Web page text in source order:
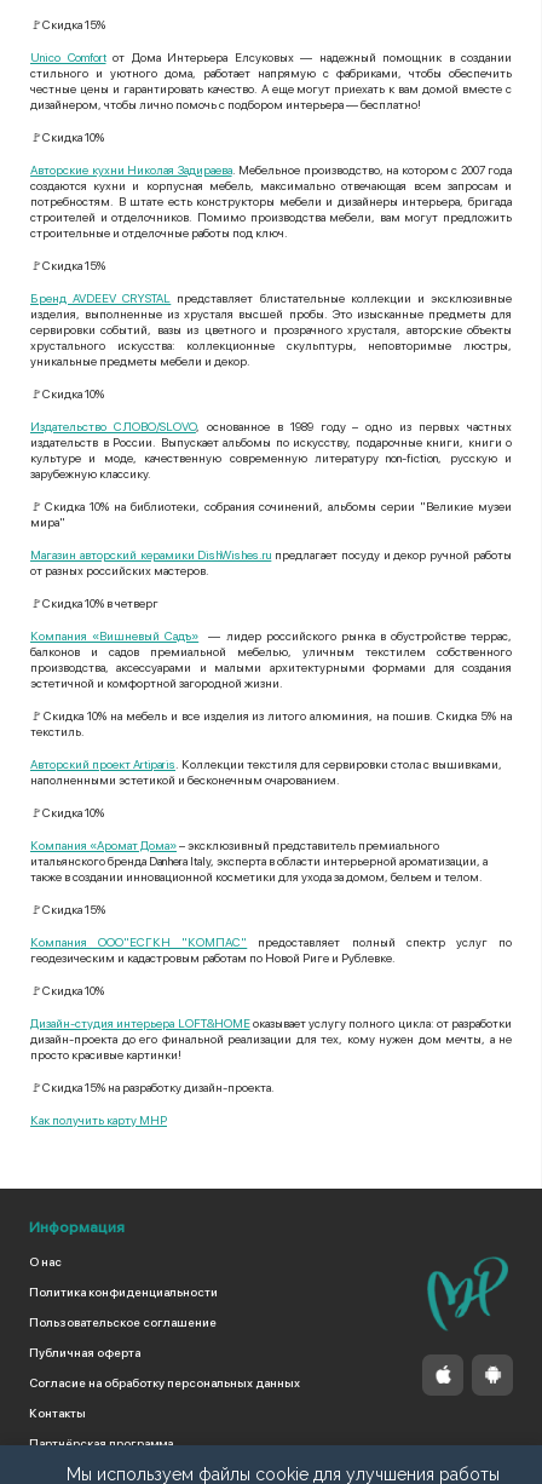
🚩Скидка 15%
Unico Comfortот Дома Интерьера Елсуковых — надежный помощник в создании
стильного и уютного дома, работает напрямую с фабриками, чтобы обеспечить
честные цены и гарантировать качество. А еще могут приехать к вам домой вместе с
дизайнером, чтобы лично помочь с подбором интерьера — бесплатно!
🚩Скидка 10%
Авторские кухни Николая Задираева. Мебельное производство, на котором с 2007 года
создаются кухни и корпусная мебель, максимально отвечающая всем запросам и
потребностям. В штате есть конструкторы мебели и дизайнеры интерьера, бригада
строителей и отделочников. Помимо производства мебели, вам могут предложить
строительные и отделочные работы под ключ.
🚩Скидка 15%
Бренд AVDEEV CRYSTAL
представляет блистательные коллекции и эксклюзивные
изделия, выполненные из хрусталя высшей пробы. Это изысканные предметы для
сервировки событий, вазы из цветного и прозрачного хрусталя, авторские объекты
хрустального искусства: коллекционные скульптуры, неповторимые люстры,
уникальные предметы мебели и декор.
🚩Скидка 10%
Издательство СЛОВО/SLOVO, основанное в 1989 году – одно из первых частных
издательств в России. Выпускает альбомы по искусству, подарочные книги, книги о
культуре и моде, качественную современную литературу non-fiction, русскую и
зарубежную классику.
🚩Скидка 10% на библиотеки, собрания сочинений, альбомы серии "Великие музеи
мира"
Магазин авторский керамики DishWishes.ru предлагает посуду и декор ручной работы
от разных российских мастеров.
🚩Скидка 10% в четверг
Компания «Вишневый Садъ» — лидер российского рынка в обустройстве террас,
балконов и садов премиальной мебелью, уличным текстилем собственного
производства, аксессуарами и малыми архитектурными формами для создания
эстетичной и комфортной загородной жизни.
🚩Скидка 10% на мебель и все изделия из литого алюминия, на пошив. Скидка 5% на
текстиль.
Авторский проект Artiparis . Коллекции текстиля для сервировки стола с вышивками,
наполненными эстетикой и бесконечным очарованием.
🚩Скидка 10%
Компания «Аромат Дома»– эксклюзивный представитель премиального
итальянского бренда Danhera Italy, эксперта в области интерьерной ароматизации, а
также в создании инновационной косметики для ухода за домом, бельем и телом.
🚩Скидка 15%
Компания ООО"ЕСГКН "КОМПАС"
предоставляет полный спектр услуг по
геодезическим и кадастровым работам по Новой Риге и Рублевке.
🚩Скидка 10%
Дизайн-студия интерьера LOFT&HOMEоказывает услугу полного цикла: от разработки
дизайн-проекта до его финальной реализации для тех, кому нужен дом мечты, а не
просто красивые картинки!
🚩Скидка 15% на разработку дизайн-проекта.
Как получить карту МНР
Информация
О нас
Политика конфиденциальности
Пользовательское соглашение
Публичная оферта
Согласие на обработку персональных данных
Контакты
Партнёрская программа
Поддержать проект
Мы используем файлы cookie для улучшения работы